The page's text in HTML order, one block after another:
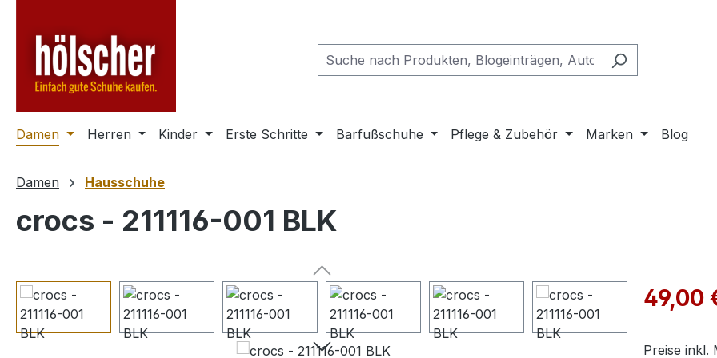
Damen Herren Kinder Erste Schritte Barfußschuhe Pflege & Zubehör Marken Blog
Damen Hausschuhe
crocs - 211116-001 BLK
Bildergalerie überspringen 49,00
Preise inkl.